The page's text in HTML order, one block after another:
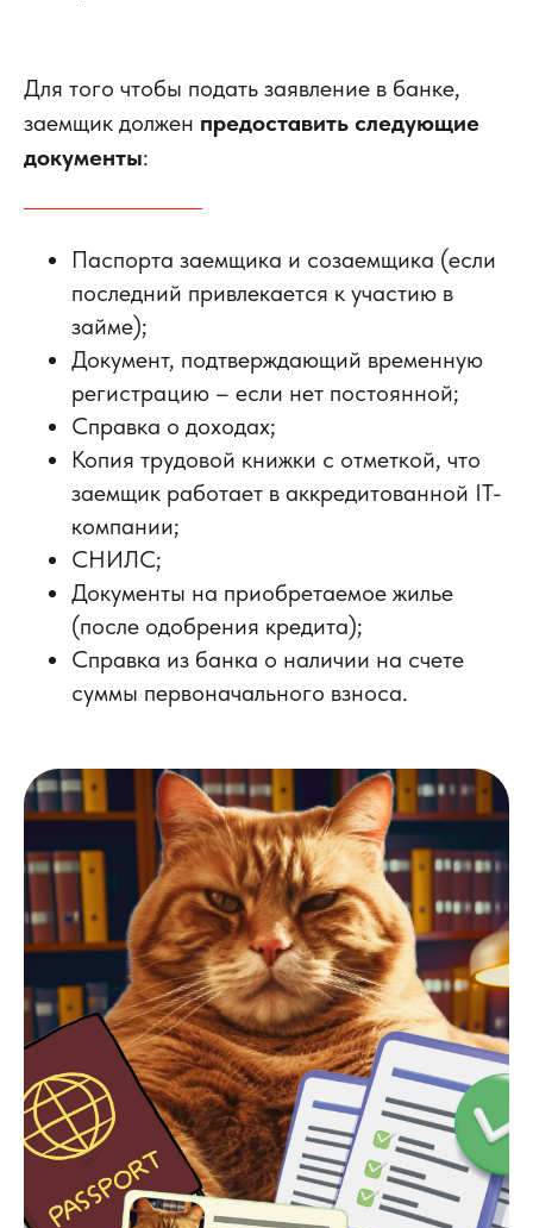
Для того чтобы подать заявление в банке,
заемщик должен предоставить следующие
документы:
Паспорта заемщика и созаемщика (если
последний привлекается к участию в
займе);
Документ, подтверждающий временную
регистрацию – если нет постоянной;
Справка о доходах;
Копия трудовой книжки с отметкой, что
заемщик работает в аккредитованной IT-
компании;
СНИЛС;
Документы на приобретаемое жилье
(после одобрения кредита);
Справка из банка о наличии на счете
суммы первоначального взноса.